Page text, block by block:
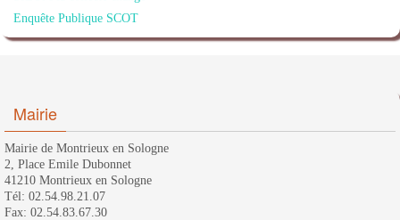
Enquête Publique SCOT
Mairie
Mairie de Montrieux en Sologne
2, Place Emile Dubonnet
41210 Montrieux en Sologne
Tél: 02.54.98.21.07
Fax: 02.54.83.67.30